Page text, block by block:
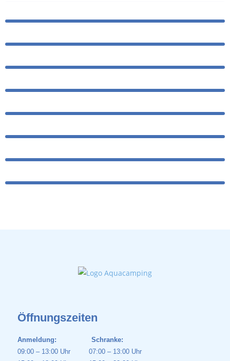
Öffnungszeiten
Anmeldung: Schranke:
09:00 – 13:00 Uhr 07:00 – 13:00 Uhr